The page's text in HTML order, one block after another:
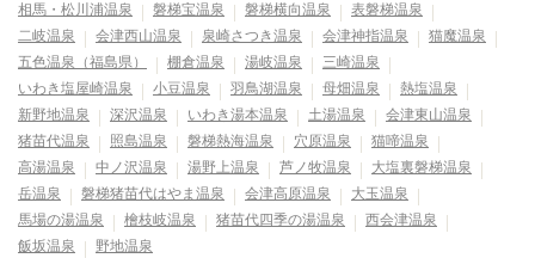
相馬・松川浦温泉
磐梯宝温泉 磐梯横向温泉
表磐梯温泉
二岐温泉
会津西山温泉 泉崎さつき温泉 会津神指温泉
猫魔温泉
五色温泉（福島県）
棚倉温泉 湯岐温泉
三崎温泉
いわき塩屋崎温泉
小豆温泉 羽鳥湖温泉 母畑温泉
熱塩温泉
新野地温泉
深沢温泉 いわき湯本温泉 土湯温泉
会津東山温泉
猪苗代温泉
照島温泉 磐梯熱海温泉 穴原温泉
猫啼温泉
高湯温泉
中ノ沢温泉 湯野上温泉 芦ノ牧温泉
大塩裏磐梯温泉
岳温泉
磐梯猪苗代はやま温泉 会津高原温泉
大玉温泉
馬場の湯温泉
檜枝岐温泉 猪苗代四季の湯温泉
西会津温泉
飯坂温泉
野地温泉